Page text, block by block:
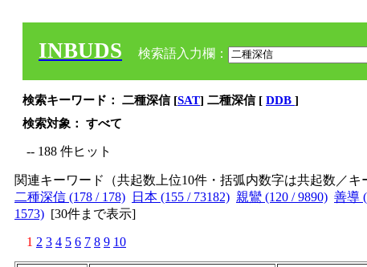
INBUDS 検索語入力欄：
検索キーワード： 二種深信 [SAT] 二種深信 [ DDB ]
検索対象： すべて
-- 188 件ヒット
関連キーワード（共起数上位10件・括弧内数字は共起数／
二種深信 (178 / 178)
日本 (155 / 73182) 親鸞 (120 / 9890) 善導
1573) [30件まで表示]
1 2 3 4 5 6 7 8 9 10